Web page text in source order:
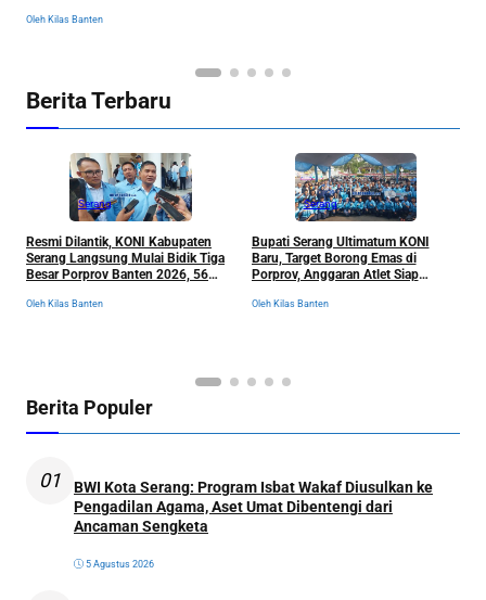
Oleh Kilas Banten
Berita Terbaru
Serang
Resmi Dilantik, KONI Kabupaten
Serang Langsung Mulai Bidik Tiga
Besar Porprov Banten 2026, 56
Oleh Kilas Banten
Serang
Bupati Serang Ultimatum KONI
Baru, Target Borong Emas di
Porprov, Anggaran Atlet Siap
Oleh Kilas Banten
Berita Populer
01
BWI Kota Serang: Program Isbat Wakaf Diusulkan ke
Pengadilan Agama, Aset Umat Dibentengi dari
Ancaman Sengketa
5 Agustus 2026